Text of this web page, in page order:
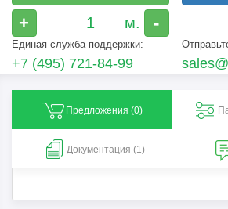
+ -
Единая служба поддержки:
+7 (495) 721-84-99
Предложения (0)
Документация (1)